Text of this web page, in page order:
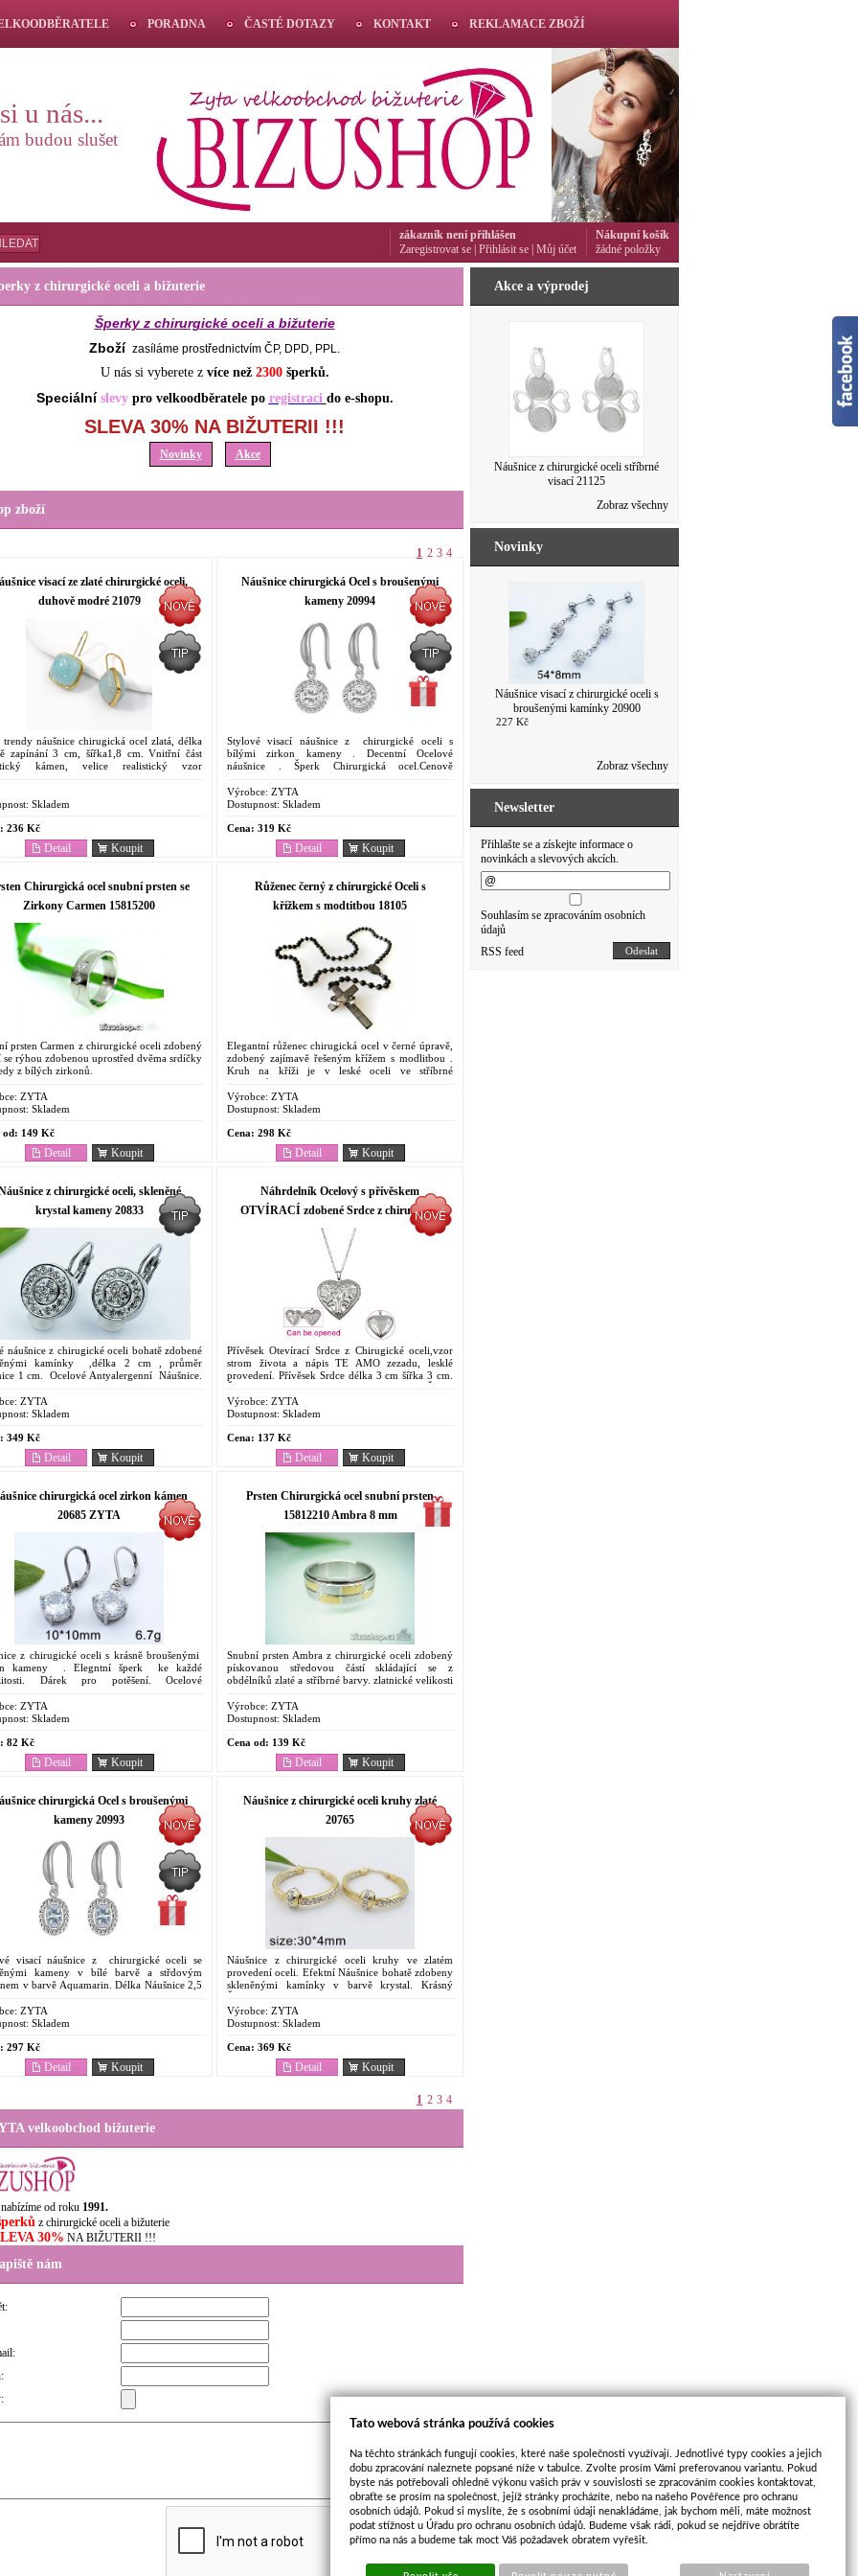
z chirurgické oceli a bižuterie
Šperky z chirurgické oceli a bižuterie
Zboží zasíláme prostřednictvím ČP, DPD, PPL.
U nás si vyberete z více než2300šperků.
Speciální slevypro velkoodběratele po registraci do e-shopu.
SLEVA 30% NA BIŽUTERII !!!
Novinky Akce
zboží
1 2 3 4
visací ze zlaté chirurgické oceli,
duhově modré 21079
trendy náušnice chirugická ocel zlatá, délka
zapínání 3 cm, šířka1,8 cm. Vnitřní část
kámen, velice realistický vzor
Skladem
236 Kč
Koupit
Detail
Náušnice chirurgická Ocel s broušenými
kameny 20994
Stylové visací náušnice z chirurgické oceli s
bílými zirkon kameny . Decentní Ocelové
náušnice . Šperk Chirurgická ocel.Cenově
proti korozi....
Výrobce: ZYTA
Dostupnost: Skladem
Cena: 319 Kč
Koupit
Detail
Chirurgická ocel snubní prsten se
Zirkony Carmen 15815200
prsten Carmen z chirurgické oceli zdobený
rýhou zdobenou uprostřed dvěma srdíčky
z bílých zirkonů.
ZYTA
Skladem
od: 149 Kč
Koupit
Detail
Růženec černý z chirurgické Oceli s
křížkem s modtitbou 18105
Elegantní růženec chirugická ocel v černé úpravě,
zdobený zajímavě řešeným křížem s modlitbou .
Kruh na kříži je v leské oceli ve stříbrné
barvě..Růženec v tomto provedení pouze v naši
nabídce. Dárková...
Výrobce: ZYTA
Dostupnost: Skladem
Cena: 298 Kč
Koupit
Detail
z chirurgické oceli, skleněné
krystal kameny 20833
náušnice z chirugické oceli bohatě zdobené
kamínky ,délka 2 cm , průměr
1 cm. Ocelové Antyalergenní Náušnice.
ZYTA
Skladem
349 Kč
Koupit
Detail
Náhrdelník Ocelový s přívěskem
OTVÍRACÍ zdobené Srdce z chirurgické
oceli 21086
Přívěsek Otevírací Srdce z Chirugické oceli,vzor
strom života a nápis TE AMO zezadu, lesklé
provedení. Přívěsek Srdce délka 3 cm šířka 3 cm.
Chirurgická...
Výrobce: ZYTA
Dostupnost: Skladem
Cena: 137 Kč
Koupit
Detail
chirurgická ocel zirkon kámen
20685 ZYTA
z chirugické oceli s krásně broušenými
kameny . Elegntní šperk ke každé
Dárek pro potěšení. Ocelové
ZYTA
Skladem
82 Kč
Koupit
Detail
Prsten Chirurgická ocel snubní prsten
15812210 Ambra 8 mm
Snubní prsten Ambra z chirurgické oceli zdobený
pískovanou středovou částí skládající se z
obdélníků zlaté a stříbrné barvy. zlatnické velikosti
oceli.Cenově...
Výrobce: ZYTA
Dostupnost: Skladem
Cena od: 139 Kč
Koupit
Detail
chirurgická Ocel s broušenými
kameny 20993
visací náušnice z chirurgické oceli se
kameny v bílé barvě a střdovým
v barvě Aquamarin. Délka Náušnice 2,5
ZYTA
Skladem
297 Kč
Koupit
Detail
Náušnice z chirurgické oceli kruhy zlaté
20765
Náušnice z chirurgické oceli kruhy ve zlatém
provedení oceli. Efektní Náušnice bohatě zdobeny
skleněnými kamínky v barvě krystal. Krásný
Antyalergenní ...
Výrobce: ZYTA
Dostupnost: Skladem
Cena: 369 Kč
Koupit
Detail
1 2 3 4
velkoobchod bižuterie
od roku 1991.
z chirurgické oceli a bižuterie
30% NA BIŽUTERII !!!
nám
Akce a výprodej
Náušnice z chirurgické oceli stříbrné
visací 21125
Zobraz všechny
Novinky
Náušnice visací z chirurgické oceli s
broušenými kamínky 20900
227 Kč
Zobraz všechny
Newsletter
Přihlašte se a získejte informace o
novinkách a slevových akcích.
Souhlasím se zpracováním osobních
údajů
Odeslat
RSS feed
PORADNA ČASTÉ DOTAZY KONTAKT REKLAMACE ZBOŽÍ
u nás...
budou slušet
Nákupní košík
žádné položky
zákazník není přihlášen
Zaregistrovat se Přihlásit se Můj účet
Tato webová stránka používá cookies
Na těchto stránkách fungují cookies, které naše společnosti využívají. Jednotlivé typy cookies a jejich
dobu zpracování naleznete popsané níže v tabulce. Zvolte prosím Vámi preferovanou variantu. Pokud
byste nás potřebovali ohledně výkonu vašich práv v souvislosti se zpracováním cookies kontaktovat,
obraťte se prosím na společnost, jejíž stránky procházíte, nebo na našeho Pověřence pro ochranu
osobních údajů. Pokud si myslíte, že s osobními údaji nenakládáme, jak bychom měli, máte možnost
podat stížnost u Úřadu pro ochranu osobních údajů. Budeme však rádi, pokud se nejdříve obrátíte
přímo na nás a budeme tak moct Váš požadavek obratem vyřešit.